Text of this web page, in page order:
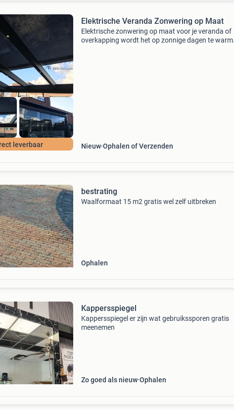
leverbaar
Elektrische Veranda Zonwering op Maat
Elektrische zonwering op maat voor je veranda of
overkapping wordt het op zonnige dagen te warm
Nieuw Ophalen of Verzenden
bestrating
Waalformaat 15 m2 gratis wel zelf uitbreken
Ophalen
Kappersspiegel
Kappersspiegel er zijn wat gebruikssporen gratis
meenemen
Zo goed als nieuw Ophalen